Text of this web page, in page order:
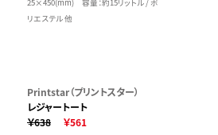
25×450(mm) 容量：約15リットル / ポ
リエステル 他
Printstar（プリントスター）
レジャートート
￥638
￥561